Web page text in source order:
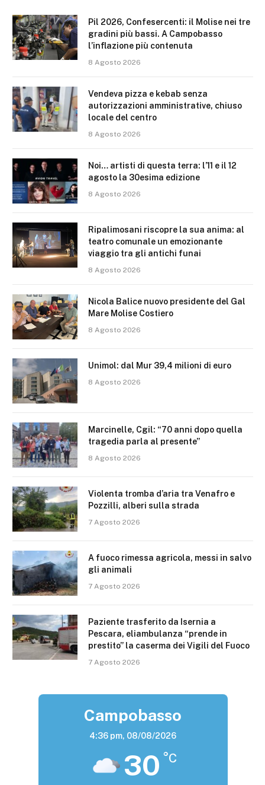
Pil 2026, Confesercenti: il Molise nei tre
gradini più bassi. A Campobasso
l’inflazione più contenuta
8 Agosto 2026
Vendeva pizza e kebab senza
autorizzazioni amministrative, chiuso
locale del centro
8 Agosto 2026
Noi… artisti di questa terra: l’11 e il 12
agosto la 30esima edizione
8 Agosto 2026
Ripalimosani riscopre la sua anima: al
teatro comunale un emozionante
viaggio tra gli antichi funai
8 Agosto 2026
Nicola Balice nuovo presidente del Gal
Mare Molise Costiero
8 Agosto 2026
Unimol: dal Mur 39,4 milioni di euro
8 Agosto 2026
Marcinelle, Cgil: “70 anni dopo quella
tragedia parla al presente”
8 Agosto 2026
Violenta tromba d’aria tra Venafro e
Pozzilli, alberi sulla strada
7 Agosto 2026
A fuoco rimessa agricola, messi in salvo
gli animali
7 Agosto 2026
Paziente trasferito da Isernia a
Pescara, eliambulanza “prende in
prestito” la caserma dei Vigili del Fuoco
7 Agosto 2026
Campobasso
4:36 pm, 08/08/2026
30 °C